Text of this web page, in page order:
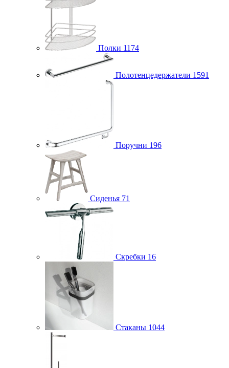
Полки 1174
Полотенцедержатели 1591
Поручни 196
Сиденья 71
Скребки 16
Стаканы 1044